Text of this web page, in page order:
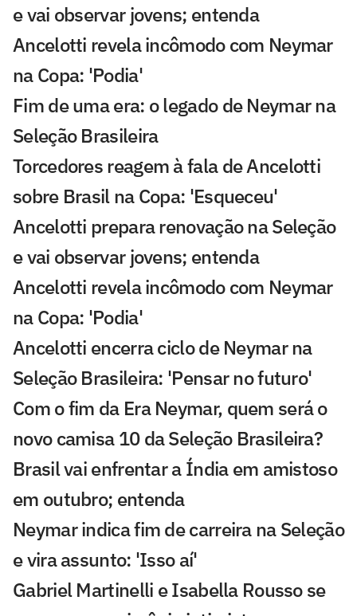
e vai observar jovens; entenda
Ancelotti revela incômodo com Neymar
na Copa: 'Podia'
Fim de uma era: o legado de Neymar na
Seleção Brasileira
Torcedores reagem à fala de Ancelotti
sobre Brasil na Copa: 'Esqueceu'
Ancelotti prepara renovação na Seleção
e vai observar jovens; entenda
Ancelotti revela incômodo com Neymar
na Copa: 'Podia'
Ancelotti encerra ciclo de Neymar na
Seleção Brasileira: 'Pensar no futuro'
Com o fim da Era Neymar, quem será o
novo camisa 10 da Seleção Brasileira?
Brasil vai enfrentar a Índia em amistoso
em outubro; entenda
Neymar indica fim de carreira na Seleção
e vira assunto: 'Isso aí'
Gabriel Martinelli e Isabella Rousso se